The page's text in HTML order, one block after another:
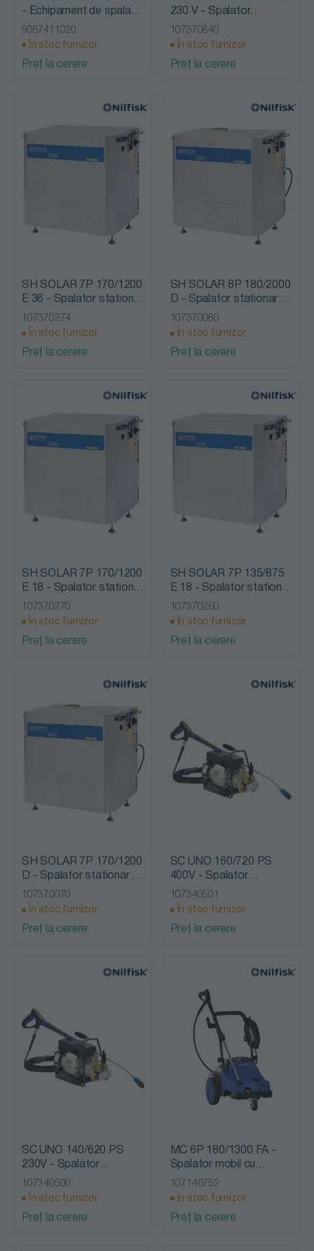
- Echipament de spalat-
aspirat, cu om la bord,
Nilfisk Advance
9087411020
În stoc furnizor
Preț la cerere
230 V - Spalator
stationar cu presiune, cu
incalzire, Nilfisk Alto
107370840
În stoc furnizor
Preț la cerere
SH SOLAR 7P 170/1200
E 36 - Spalator stationar
cu presiune, cu incalzire,
Nilfisk Alto
107370274
În stoc furnizor
Preț la cerere
SH SOLAR 8P 180/2000
D - Spalator stationar cu
presiune, cu incalzire,
Nilfisk Alto
107370080
În stoc furnizor
Preț la cerere
SH SOLAR 7P 170/1200
E 18 - Spalator stationar
cu presiune, cu incalzire,
Nilfisk Alto
107370270
În stoc furnizor
Preț la cerere
SH SOLAR 7P 135/875
E 18 - Spalator stationar
cu presiune, cu incalzire,
Nilfisk Alto
107370260
În stoc furnizor
Preț la cerere
SH SOLAR 7P 170/1200
D - Spalator stationar cu
presiune, cu incalzire,
Nilfisk Alto
107370070
În stoc furnizor
Preț la cerere
SC UNO 160/720 PS
400V - Spalator
stationar cu presiune,
fara incalzire, Nilfisk Alto
107340501
În stoc furnizor
Preț la cerere
SC UNO 140/620 PS
230V - Spalator
stationar cu presiune,
fara incalzire, Nilfisk Alto
107340500
În stoc furnizor
Preț la cerere
MC 6P 180/1300 FA -
Spalator mobil cu
presiune, fara incalzire,
Nilfisk Alto
107146752
În stoc furnizor
Preț la cerere